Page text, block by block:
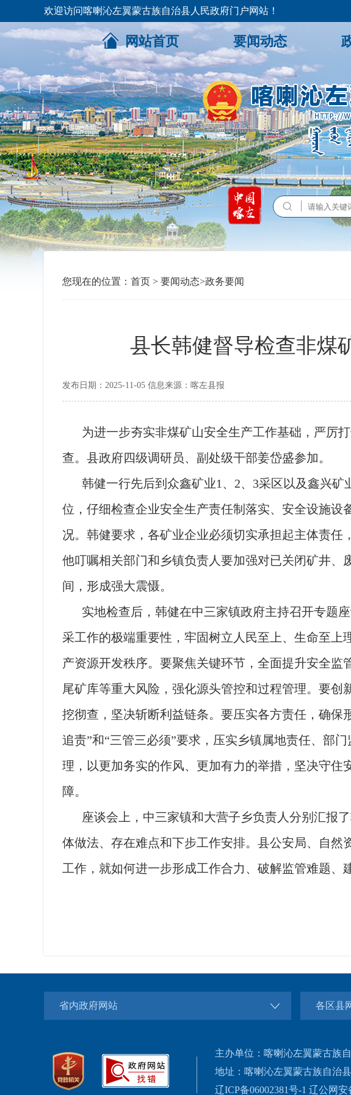
欢迎访问喀喇沁左翼蒙古族自治县人民政府门户网站！
网站首页 要闻动态
您现在的位置： 首页 > 要闻动态>政务要闻
县长韩健督导检查非煤
发布日期：2025-11-05 信息来源：喀左县报
为进一步夯实非煤矿山安全生产工作基础，严厉
查。县政府四级调研员、副处级干部姜岱盛参加。
韩健一行先后到众鑫矿业1、2、3采区以及鑫兴
位，仔细检查企业安全生产责任制落实、安全设施
况。韩健要求，各矿业企业必须切实承担起主体责任
他叮嘱相关部门和乡镇负责人要加强对已关闭矿井
间，形成强大震慑。
实地检查后，韩健在中三家镇政府主持召开专题
采工作的极端重要性，牢固树立人民至上、生命至
产资源开发秩序。要聚焦关键环节，全面提升安全监
尾矿库等重大风险，强化源头管控和过程管理。要
挖彻查，坚决斩断利益链条。要压实各方责任，确
追责”和“三管三必须”要求，压实乡镇属地责任、部
理，以更加务实的作风、更加有力的举措，坚决守
障。
座谈会上，中三家镇和大营子乡负责人分别汇报
体做法、存在难点和下步工作安排。县公安局、自
工作，就如何进一步形成工作合力、破解监管难题、
省内政府网站 各区县
主办单位：喀喇沁左翼蒙古族
地址：喀喇沁左翼蒙古族自治
辽ICP备06002381号-1 辽公网安